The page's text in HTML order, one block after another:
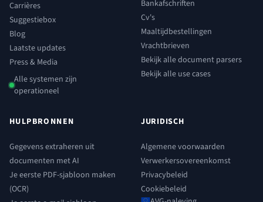
Carrières
Suggestiebox
Blog
Laatste updates
Press & Media
Alle systemen zijn
operationeel
Bankafschriften
Cv's
Maaltijdbestellingen
Vrachtbrieven
Bekijk alle document parsers
Bekijk alle use cases
HULPBRONNEN
Gegevens extraheren uit
documenten met AI
Je eerste PDF-sjabloon maken
(OCR)
JURIDISCH
Algemene voorwaarden
Verwerkersovereenkomst
Privacybeleid
Cookiebeleid